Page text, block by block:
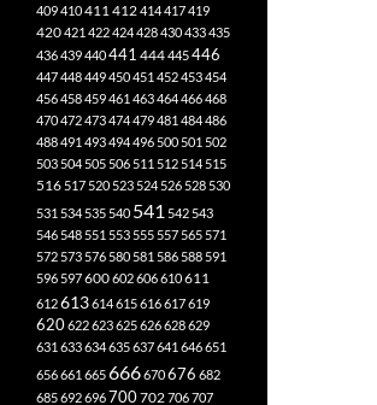
409410411 412414417419
420421 422424428430433435
436439440441 444445446
447448449450451 452453454
456458459461 463464466468
470472473474479481 484486
488491 493494496 500 501 502
503 504 505 506 511 512 514 515
516 517 520 523 524 526 528 530
531 534 535 540 541 542 543
546 548 551 553 555 557 565 571
572 573 576 580 581 586 588 591
596 597600602606610611
612613614615616617619
620622623625626628629
631 633634635637641 646651
656661 665666670676 682
685692696700702706707